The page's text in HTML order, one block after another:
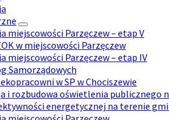
miejscowości Parzęczew – etap V
w miejscowości Parzęczew
miejscowości Parzęczew – etap IV
Samorządowych
w SP w Chociszewie
i rozbudowa oświetlenia publicznego
energetycznej na terenie